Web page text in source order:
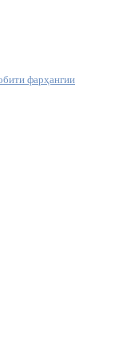
фарҳангии